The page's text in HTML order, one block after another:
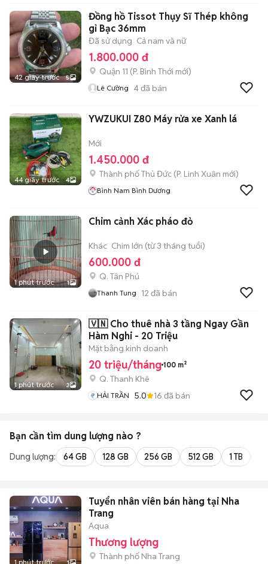
42 giây trước 5
Đồng hồ Tissot Thụy Sĩ Thép không
gỉ Bạc 36mm
Đã sử dụng Cả nam và nữ
1.800.000 đ
Quận 11 (P. Bình Thới mới)
Lê Cường 4đã bán
44 giây trước 4
YWZUKUI Z80 Máy rửa xe Xanh lá
Mới
1.450.000 đ
Thành phố Thủ Đức (P. Linh Xuân mới)
Bình Nam Bình Dương
1 phút trước 1
Chim cảnh Xác pháo đỏ
Khác Chim lớn (từ 3 tháng tuổi)
600.000 đ
Q. Tân Phú
Thanh Tung 12 đã bán
1 phút trước 3
🇻🇳 Cho thuê nhà 3 tầng Ngay Gần
Hàm Nghi - 20 Triệu
Mặt bằng kinh doanh
20 triệu/tháng 100 m²
Q. Thanh Khê
HẢI TRẦN 5.0 16 đã bán
Bạn cần tìm dung lượng nào ?
Dung lượng: 64 GB 128 GB 256 GB 512 GB 1 TB
1 phút trước 1
Tuyển nhân viên bán hàng tại Nha
Trang
Aqua
Thương lượng
Thành phố Nha Trang